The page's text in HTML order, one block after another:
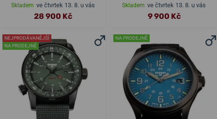
Skladem ve čtvrtek 13. 8. u vás
28 900 Kč
Skladem ve čtvrtek 13. 8. u vás
9 900 Kč
NEJPRODÁVANĚJŠÍ
NA PRODEJNĚ
NA PRODEJNĚ